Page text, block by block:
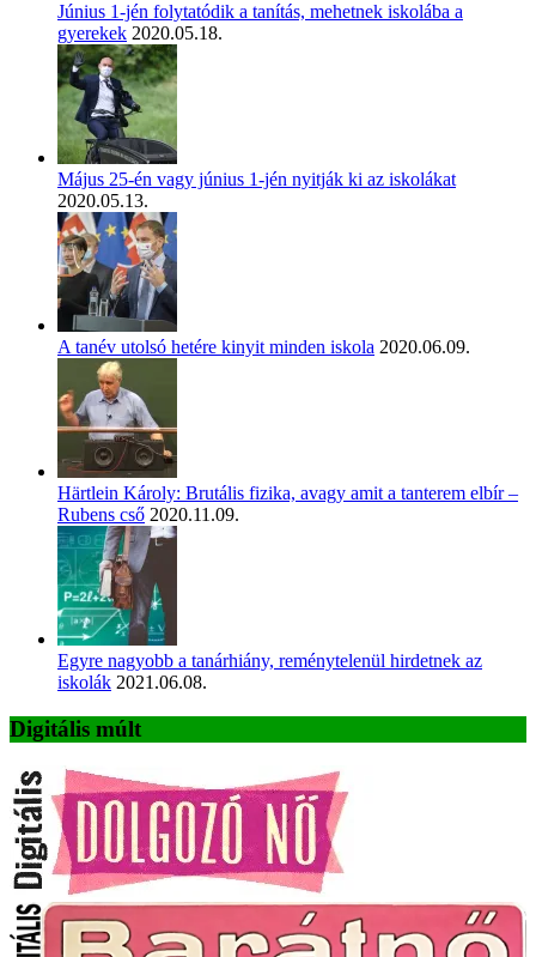
Június 1-jén folytatódik a tanítás, mehetnek iskolába a
gyerekek 2020.05.18.
Május 25-én vagy június 1-jén nyitják ki az iskolákat
2020.05.13.
A tanév utolsó hetére kinyit minden iskola 2020.06.09.
Härtlein Károly: Brutális fizika, avagy amit a tanterem elbír –
Rubens cső 2020.11.09.
Egyre nagyobb a tanárhiány, reménytelenül hirdetnek az
iskolák 2021.06.08.
Digitális múlt